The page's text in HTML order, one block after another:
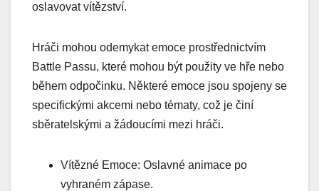
oslavovat vítězství.
Hráči mohou odemykat emoce prostřednictvím
Battle Passu, které mohou být použity ve hře nebo
během odpočinku. Některé emoce jsou spojeny se
specifickými akcemi nebo tématy, což je činí
sběratelskými a žádoucími mezi hráči.
Vítězné Emoce: Oslavné animace po
vyhraném zápase.